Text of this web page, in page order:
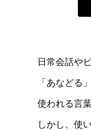
日常会話や
「あなどる
使われる言葉
しかし、使